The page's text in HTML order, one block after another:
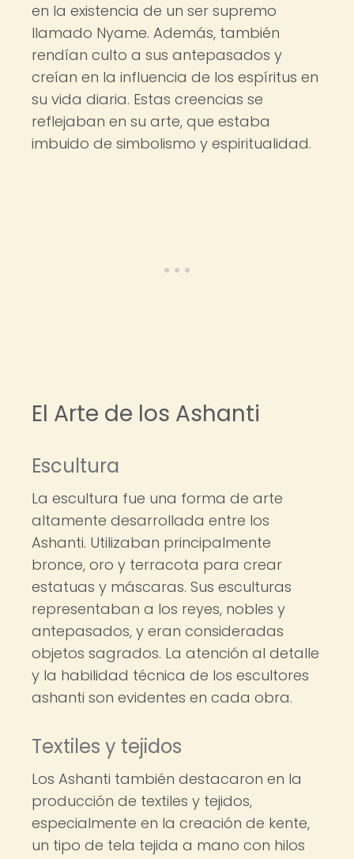
en la existencia de un ser supremo
llamado Nyame. Además, también
rendían culto a sus antepasados y
creían en la influencia de los espíritus en
su vida diaria. Estas creencias se
reflejaban en su arte, que estaba
imbuido de simbolismo y espiritualidad.
El Arte de los Ashanti
Escultura
La escultura fue una forma de arte
altamente desarrollada entre los
Ashanti. Utilizaban principalmente
bronce, oro y terracota para crear
estatuas y máscaras. Sus esculturas
representaban a los reyes, nobles y
antepasados, y eran consideradas
objetos sagrados. La atención al detalle
y la habilidad técnica de los escultores
ashanti son evidentes en cada obra.
Textiles y tejidos
Los Ashanti también destacaron en la
producción de textiles y tejidos,
especialmente en la creación de kente,
un tipo de tela tejida a mano con hilos